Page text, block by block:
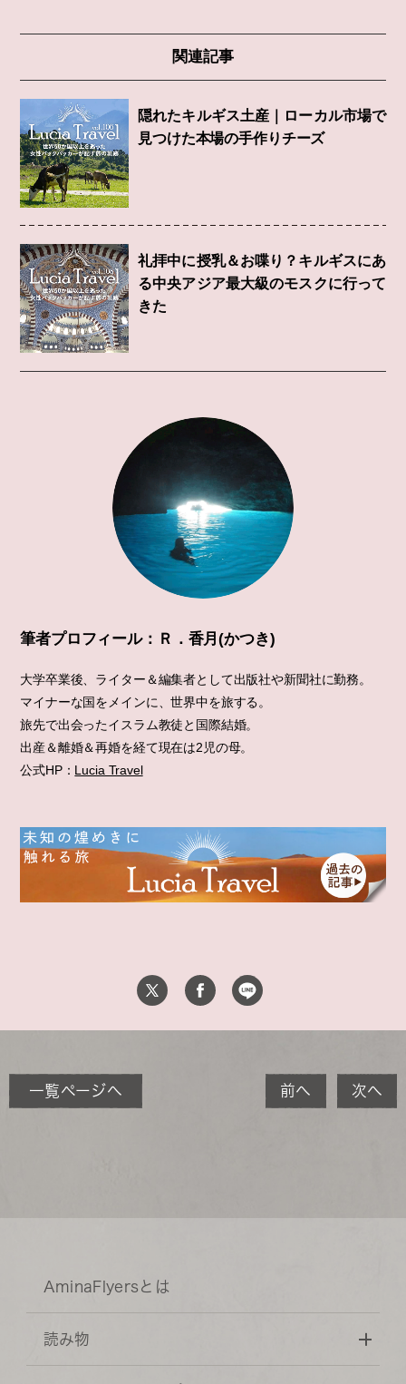
関連記事
隠れたキルギス土産｜ローカル市場で
見つけた本場の手作りチーズ
礼拝中に授乳＆お喋り？キルギスにあ
る中央アジア最大級のモスクに行って
きた
筆者プロフィール：Ｒ．香月(かつき)
大学卒業後、ライター＆編集者として出版社や新聞社に勤務。
マイナーな国をメインに、世界中を旅する。
旅先で出会ったイスラム教徒と国際結婚。
出産＆離婚＆再婚を経て現在は2児の母。
公式HP： Lucia Travel
一覧ページへ 前へ 次へ
AminaFlyersとは
読み物